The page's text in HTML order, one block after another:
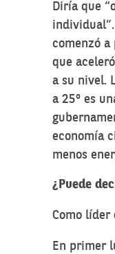
Diría que
comenzó a
que
a su nivel.
a 25º es
economía
menos
¿Puede
Como líder
En primer